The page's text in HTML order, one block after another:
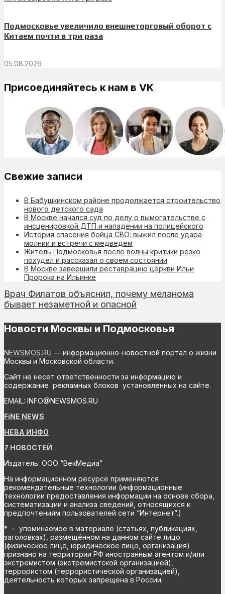
Подмосковье увеличило внешнеторговый оборот с
Китаем почти в три раза
05.08.2026
Присоединяйтесь к нам в VK
Свежие записи
В Бабушкинском районе продолжается строительство
нового детского сада
В Москве начался суд по делу о вымогательстве с
инсценировкой ДТП и нападении на полицейского
История спасения бойца СВО: выжил после удара
молнии и встречи с медведем
Житель Подмосковья после волны критики резко
похудел и рассказал о своем состоянии
В Москве завершили реставрацию церкви Ильи
Пророка на Ильинке
Врач Филатов объяснил, почему меланома
бывает незаметной и опасной
Новости Москвы и Подмосковья
NEWSMOS.RU — информационно-новостной портал о жизни
Москвы и Московской области.
Сайт не несет ответственности за информацию и
содержание рекламных блоков установленных на сайте.
EMAIL: INFO@NEWSMOS.RU
FiNE NEWS
НЕВА ИНФО
7 НОВОСТЕЙ
Издатель: ООО “ВекМедиа”
На информационном ресурсе применяются
рекомендательные технологии (информационные
технологии предоставления информации на основе сбора,
систематизации и анализа сведений, относящихся к
предпочтениям пользователей сети “Интернет”.)
* – упоминаемое в материале (статьях, публикациях,
заголовках), размещённом на данном сайте лицо
(физическое лицо, юридическое лицо, организация)
признано на территории РФ иностранным агентом и/или
экстремистом (экстремистской организацией),
террористом (террористической организацией),
деятельность которых запрещена в России.